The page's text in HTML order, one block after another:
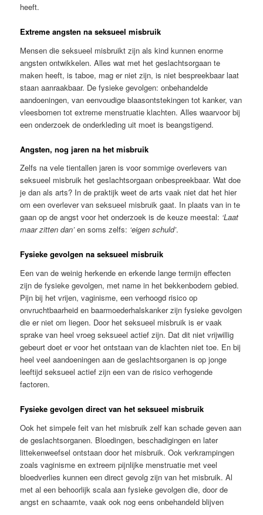
heeft.
Extreme angsten na seksueel misbruik
Mensen die seksueel misbruikt zijn als kind kunnen enorme
angsten ontwikkelen. Alles wat met het geslachtsorgaan te
maken heeft, is taboe, mag er niet zijn, is niet bespreekbaar laat
staan aanraakbaar. De fysieke gevolgen: onbehandelde
aandoeningen, van eenvoudige blaasontstekingen tot kanker, van
vleesbomen tot extreme menstruatie klachten. Alles waarvoor bij
een onderzoek de onderkleding uit moet is beangstigend.
Angsten, nog jaren na het misbruik
Zelfs na vele tientallen jaren is voor sommige overlevers van
seksueel misbruik het geslachtsorgaan onbespreekbaar. Wat doe
je dan als arts? In de praktijk weet de arts vaak niet dat het hier
om een overlever van seksueel misbruik gaat. In plaats van in te
gaan op de angst voor het onderzoek is de keuze meestal: ‘Laat
maar zitten dan’en soms zelfs: ‘eigen schuld’.
Fysieke gevolgen na seksueel misbruik
Een van de weinig herkende en erkende lange termijn effecten
zijn de fysieke gevolgen, met name in het bekkenbodem gebied.
Pijn bij het vrijen, vaginisme, een verhoogd risico op
onvruchtbaarheid en baarmoederhalskanker zijn fysieke gevolgen
die er niet om liegen. Door het seksueel misbruik is er vaak
sprake van heel vroeg seksueel actief zijn. Dat dit niet vrijwillig
gebeurt doet er voor het ontstaan van de klachten niet toe. En bij
heel veel aandoeningen aan de geslachtsorganen is op jonge
leeftijd seksueel actief zijn een van de risico verhogende
factoren.
Fysieke gevolgen direct van het seksueel misbruik
Ook het simpele feit van het misbruik zelf kan schade geven aan
de geslachtsorganen. Bloedingen, beschadigingen en later
littekenweefsel ontstaan door het misbruik. Ook verkrampingen
zoals vaginisme en extreem pijnlijke menstruatie met veel
bloedverlies kunnen een direct gevolg zijn van het misbruik. Al
met al een behoorlijk scala aan fysieke gevolgen die, door de
angst en schaamte, vaak ook nog eens onbehandeld blijven